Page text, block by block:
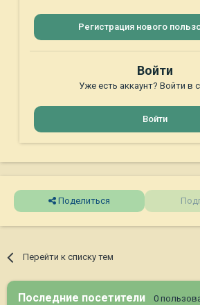
Регистрация нового
Войти
Уже есть аккаунт? Войти в
Войти
Поделиться
Перейти к списку тем
Последние посетители 0